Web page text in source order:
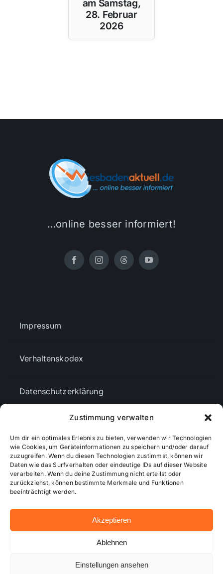
Zustimmung verwalten
Um dir ein optimales Erlebnis zu bieten, verwenden wir Technologien
wie Cookies, um Geräteinformationen zu speichern und/oder darauf
zuzugreifen. Wenn du diesen Technologien zustimmst, können wir
Daten wie das Surfverhalten oder eindeutige IDs auf dieser Website
verarbeiten. Wenn du deine Zustimmung nicht erteilst oder
zurückziehst, können bestimmte Merkmale und Funktionen
beeinträchtigt werden.
Akzeptieren
Ablehnen
Einstellungen ansehen
am Samstag,
28. Februar
2026
…online besser informiert!
Impressum
Verhaltenskodex
Datenschutzerklärung
Cookie-Richtlinie (EU)
Mediendaten
© 2026 - Wiesbadenaktuell ...online besser informiert!